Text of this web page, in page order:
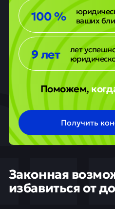
100 % ваших
9 лет лет
Получить
Поможем,
Законная
избавиться от